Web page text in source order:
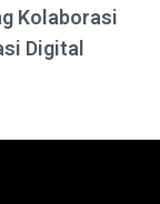
Kolaborasi
Digital